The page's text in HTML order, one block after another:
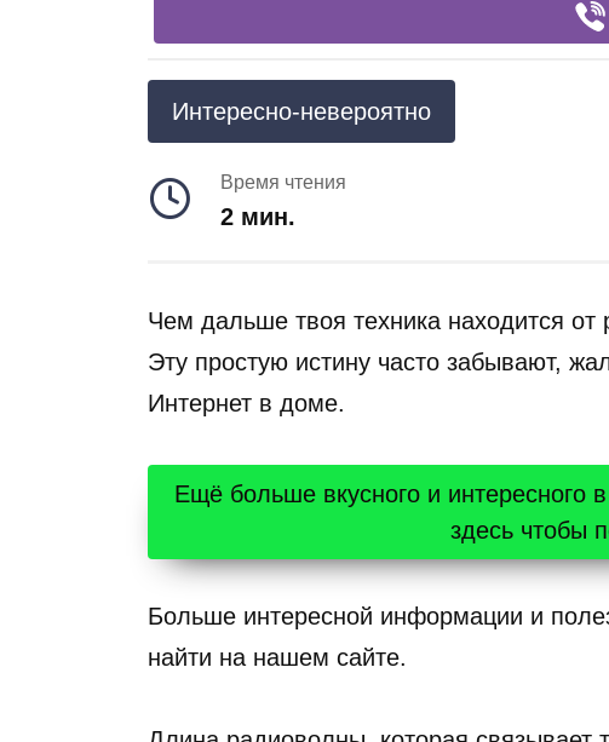
Интересно-невероятно
Время чтения
2 мин.
Чем дальше твоя техника находится от
Эту простую истину часто забывают,
Интернет в доме.
Ещё больше вкусного и
здесь чтобы
Больше интересной информации и
найти на нашем сайте.